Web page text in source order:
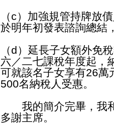
（c）加強規管持牌放
於明年初發表諮詢總結
（d）延長子女額外免
六／二七課稅年度起，
可就該名子女享有26萬
500名納稅人受惠。
我的簡介完畢，我和
多謝主席。